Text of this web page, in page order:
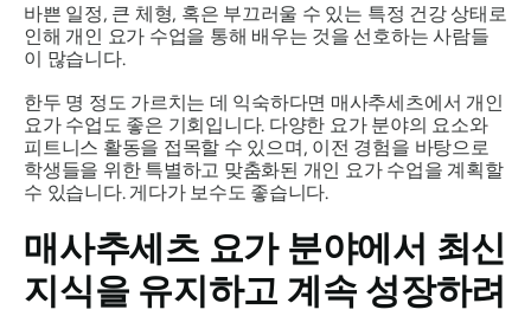
바쁜 일정, 큰 체형, 혹은 부끄러울 수 있는 특정 건강 상태로
인해 개인 요가 수업을 통해 배우는 것을 선호하는 사람들
이 많습니다.
한두 명 정도 가르치는 데 익숙하다면 매사추세츠에서 개인
요가 수업도 좋은 기회입니다. 다양한 요가 분야의 요소와
피트니스 활동을 접목할 수 있으며, 이전 경험을 바탕으로
학생들을 위한 특별하고 맞춤화된 개인 요가 수업을 계획할
수 있습니다. 게다가 보수도 좋습니다.
매사추세츠 요가 분야에서 최신
지식을 유지하고 계속 성장하려